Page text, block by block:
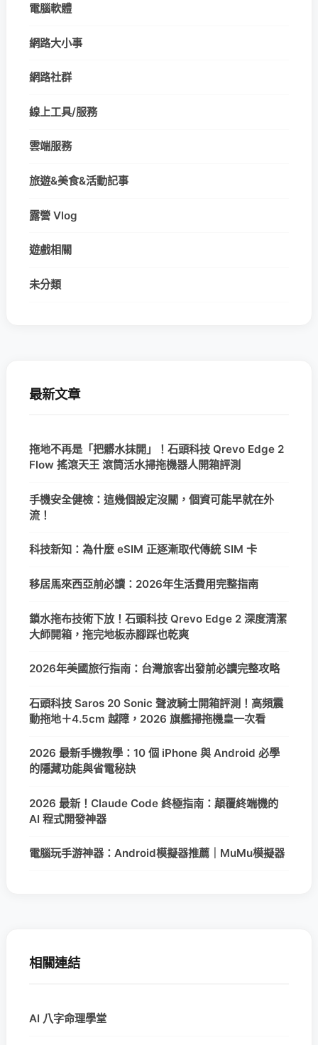
電腦軟體
網路大小事
網路社群
線上工具/服務
雲端服務
旅遊&美食&活動記事
露營 Vlog
遊戲相關
未分類
最新文章
拖地不再是「把髒水抹開」！石頭科技 Qrevo Edge 2
Flow 搖滾天王 滾筒活水掃拖機器人開箱評測
手機安全健檢：這幾個設定沒關，個資可能早就在外
流！
科技新知：為什麼 eSIM 正逐漸取代傳統 SIM 卡
移居馬來西亞前必讀：2026年生活費用完整指南
鎖水拖布技術下放！石頭科技 Qrevo Edge 2 深度清潔
大師開箱，拖完地板赤腳踩也乾爽
2026年美國旅行指南：台灣旅客出發前必讀完整攻略
石頭科技 Saros 20 Sonic 聲波騎士開箱評測！高頻震
動拖地＋4.5cm 越障，2026 旗艦掃拖機皇一次看
2026 最新手機教學：10 個 iPhone 與 Android 必學
的隱藏功能與省電秘訣
2026 最新！Claude Code 終極指南：顛覆終端機的
AI 程式開發神器
電腦玩手游神器：Android模擬器推薦｜MuMu模擬器
相關連結
AI 八字命理學堂